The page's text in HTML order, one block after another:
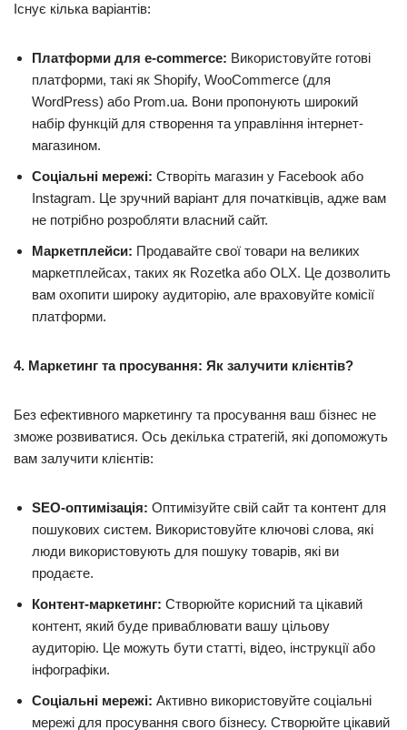
Існує кілька варіантів:
Платформи для e-commerce: Використовуйте готові
платформи, такі як Shopify, WooCommerce (для
WordPress) або Prom.ua. Вони пропонують широкий
набір функцій для створення та управління інтернет-
магазином.
Соціальні мережі: Створіть магазин у Facebook або
Instagram. Це зручний варіант для початківців, адже вам
не потрібно розробляти власний сайт.
Маркетплейси: Продавайте свої товари на великих
маркетплейсах, таких як Rozetka або OLX. Це дозволить
вам охопити широку аудиторію, але враховуйте комісії
платформи.
4. Маркетинг та просування: Як залучити клієнтів?
Без ефективного маркетингу та просування ваш бізнес не
зможе розвиватися. Ось декілька стратегій, які допоможуть
вам залучити клієнтів:
SEO-оптимізація: Оптимізуйте свій сайт та контент для
пошукових систем. Використовуйте ключові слова, які
люди використовують для пошуку товарів, які ви
продаєте.
Контент-маркетинг: Створюйте корисний та цікавий
контент, який буде приваблювати вашу цільову
аудиторію. Це можуть бути статті, відео, інструкції або
інфографіки.
Соціальні мережі: Активно використовуйте соціальні
мережі для просування свого бізнесу. Створюйте цікавий